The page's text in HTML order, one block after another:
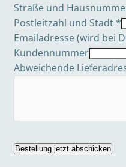
Straße und
Postleitzahl und Stadt *
Emailadresse (wird bei
Kundennummer
Abweichende
Bestellung jetzt abschicken